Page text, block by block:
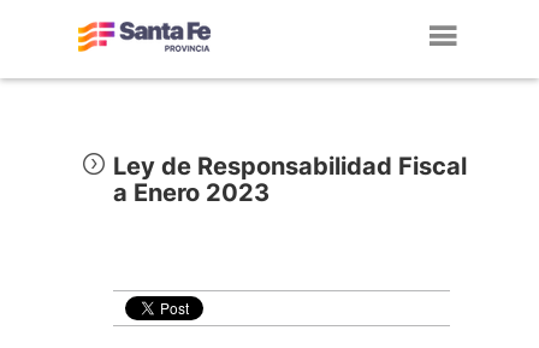
Ley de Responsabilidad Fiscal
a Enero 2023